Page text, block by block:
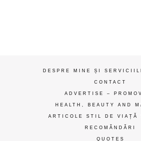
DESPRE MINE ȘI
CONTACT
ADVERTISE –
HEALTH, BEAUTY AND
ARTICOLE STIL DE VIAȚĂ
RECOMĂNDĂRI
QUOTES